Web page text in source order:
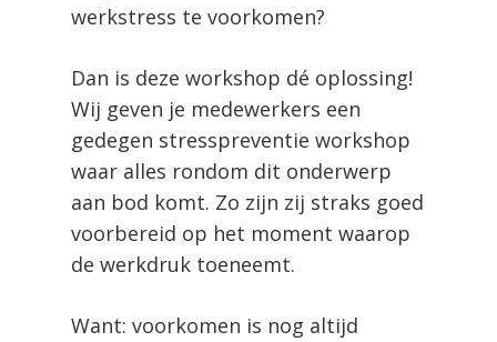
werkstress te voorkomen?
Dan is deze workshop dé oplossing!
Wij geven je medewerkers een
gedegen stresspreventie workshop
waar alles rondom dit onderwerp
aan bod komt. Zo zijn zij straks goed
voorbereid op het moment waarop
de werkdruk toeneemt.
Want: voorkomen is nog altijd